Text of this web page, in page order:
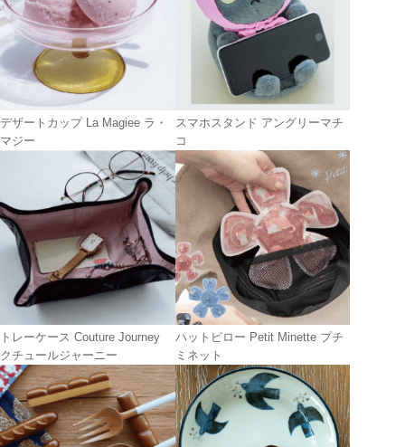
デザートカップ La Magiee ラ・
マジー
スマホスタンド アングリーマチ
コ
トレーケース Couture Journey
クチュールジャーニー
ハットピロー Petit Minette プチ
ミネット